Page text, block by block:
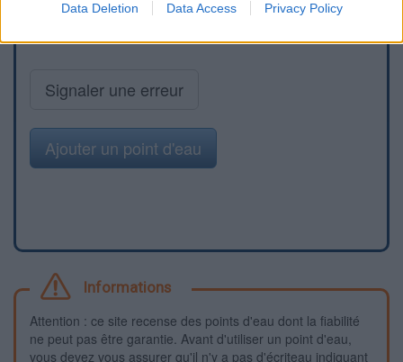
Data Deletion Data Access Privacy Policy
Signaler une erreur
Ajouter un point d'eau
Informations
Attention : ce site recense des points d'eau dont la fiabilité
ne peut pas être garantie. Avant d'utiliser un point d'eau,
vous devez vous assurer qu'il n'y a pas d'écriteau indiquant